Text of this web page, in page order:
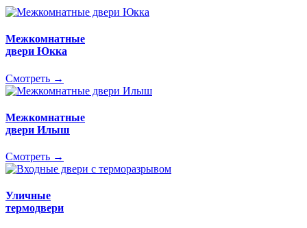
Межкомнатные
двери Юкка
Смотреть →
Межкомнатные
двери Илыш
Смотреть →
Уличные
термодвери